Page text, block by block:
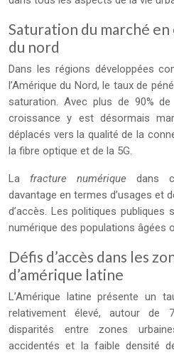
Saturation du marché
du nord
Dans les régions développées
l’Amérique du Nord, le taux de
saturation. Avec plus de 90%
croissance y est désormais
déplacés vers la qualité de la
la fibre optique et de la 5G.
La fracture numérique dans
davantage en termes d’usages et
d’accès. Les politiques publiques
numérique des populations âgées
Défis d’accès dans les
d’amérique latine
L’Amérique latine présente un
relativement élevé, autour de
disparités entre zones
accidentés et la faible densité